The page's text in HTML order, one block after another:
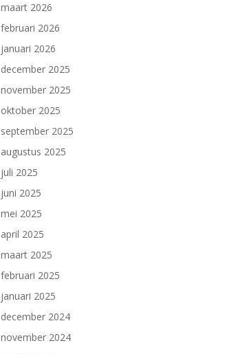
maart 2026
februari 2026
januari 2026
december 2025
november 2025
oktober 2025
september 2025
augustus 2025
juli 2025
juni 2025
mei 2025
april 2025
maart 2025
februari 2025
januari 2025
december 2024
november 2024